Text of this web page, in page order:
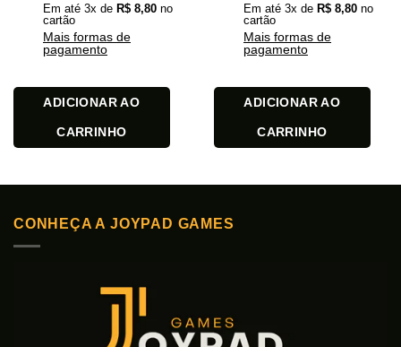
Em até 3x de R$ 8,80 no
cartão
Mais formas de
pagamento
ADICIONAR AO
CARRINHO
Em até 3x de R$ 8,80 no
cartão
Mais formas de
pagamento
ADICIONAR AO
CARRINHO
CONHEÇA A JOYPAD GAMES